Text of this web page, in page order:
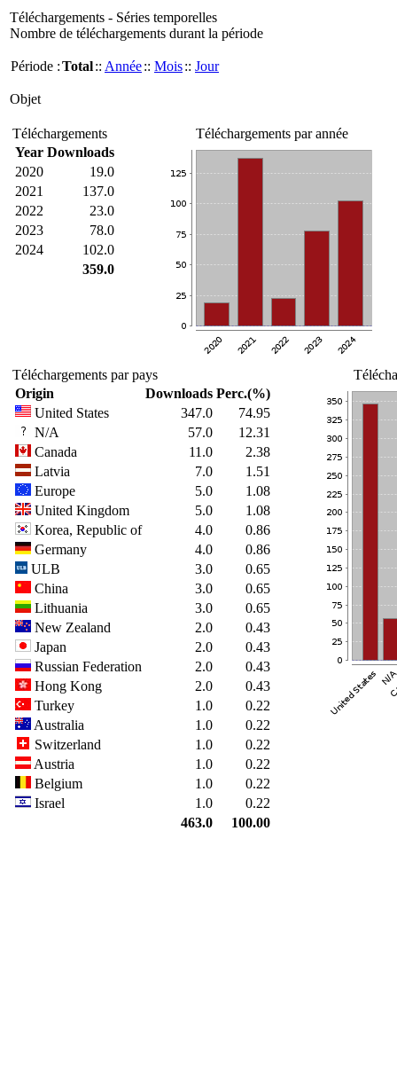
Téléchargements - Séries temporelles
Nombre de téléchargements durant la période
Période :Total:: Année:: Mois:: Jour
Objet
Téléchargements
Year Downloads
2020
19.0
2021
137.0
2022
23.0
2023
78.0
2024
102.0
359.0
Téléchargements par année
Téléchargements par pays
Origin
Downloads Perc.(%)
United States
347.0
74.95
N/A
57.0
12.31
Canada
11.0
2.38
Latvia
7.0
1.51
Europe
5.0
1.08
United Kingdom
5.0
1.08
Korea, Republic of
4.0
0.86
Germany
4.0
0.86
ULB
3.0
0.65
China
3.0
0.65
Lithuania
3.0
0.65
New Zealand
2.0
0.43
Japan
2.0
0.43
Russian Federation
2.0
0.43
Hong Kong
2.0
0.43
Turkey
1.0
0.22
Australia
1.0
0.22
Switzerland
1.0
0.22
Austria
1.0
0.22
Belgium
1.0
0.22
Israel
1.0
0.22
463.0
100.00